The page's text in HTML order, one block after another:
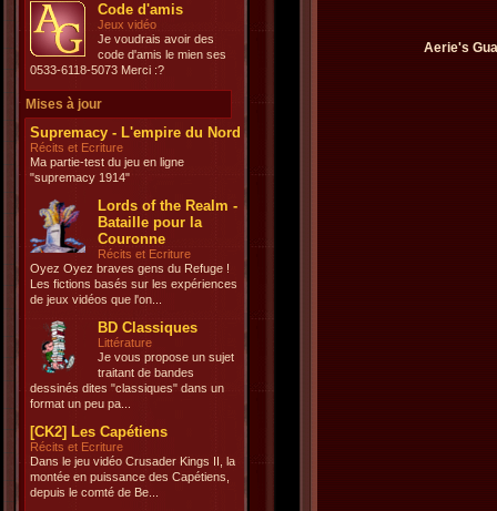
Code d'amis
Jeux vidéo
Je voudrais avoir des
code d'amis le mien ses
0533-6118-5073 Merci :?
Mises à jour
Supremacy - L'empire du Nord
Récits et Ecriture
Ma partie-test du jeu en ligne
"supremacy 1914"
Lords of the Realm -
Bataille pour la
Couronne
Récits et Ecriture
Oyez Oyez braves gens du Refuge !
Les fictions basés sur les expériences
de jeux vidéos que l'on...
BD Classiques
Littérature
Je vous propose un sujet
traitant de bandes
dessinés dites "classiques" dans un
format un peu pa...
[CK2] Les Capétiens
Récits et Ecriture
Dans le jeu vidéo Crusader Kings II, la
montée en puissance des Capétiens,
depuis le comté de Be...
Aerie's